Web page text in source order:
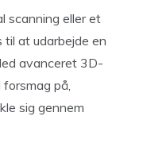
scanning eller et
at udarbejde en
avanceret 3D-
på,
sig gennem